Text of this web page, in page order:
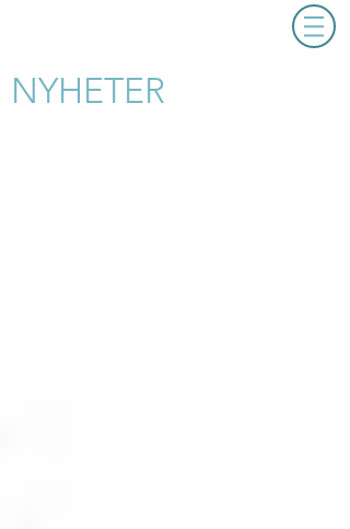
NYHETER